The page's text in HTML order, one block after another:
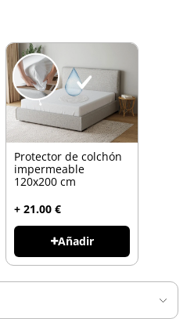
Protector de colchón
impermeable
120x200 cm
+ 21.00 €
Añadir